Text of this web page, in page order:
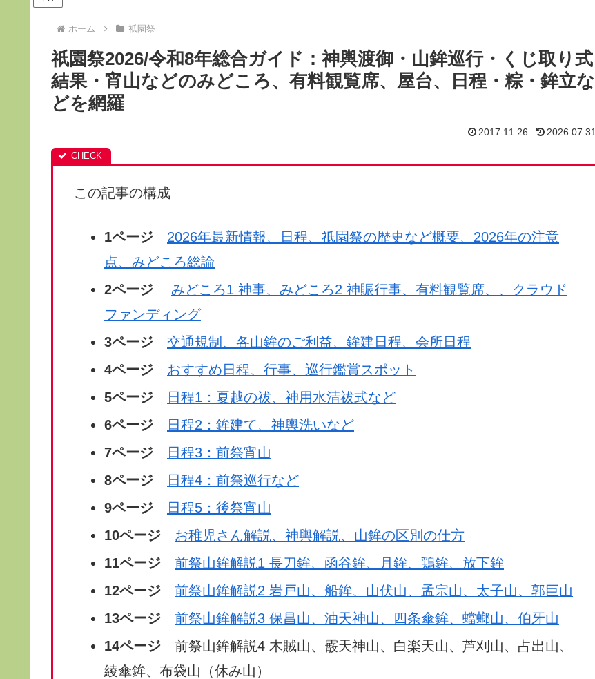
ホーム 祇園祭
祇園祭2026/令和8年総合ガイド：神輿渡御・山鉾巡行・くじ取り式
結果・宵山などのみどころ、有料観覧席、屋台、日程・粽・鉾立な
どを網羅
2017.11.26 2026.07.31
この記事の構成
1ページ
2026年最新情報、日程、祇園祭の歴史など概要、2026年の注意
点、みどころ総論
2ページ みどころ1 神事、みどころ2 神賑行事、有料観覧席、、クラウド
ファンディング
3ページ 交通規制、各山鉾のご利益、鉾建日程、会所日程
4ページ おすすめ日程、行事、巡行鑑賞スポット
5ページ
日程1：夏越の祓、神用水清祓式など
6ページ
日程2：鉾建て、神輿洗いなど
7ページ
日程3：前祭宵山
8ページ
日程4：前祭巡行など
9ページ
日程5：後祭宵山
10ページ
お稚児さん解説、神輿解説、山鉾の区別の仕方
11ページ
前祭山鉾解説1 長刀鉾、函谷鉾、月鉾、鶏鉾、放下鉾
12ページ
前祭山鉾解説2 岩戸山、船鉾、山伏山、孟宗山、太子山、郭巨山
13ページ
前祭山鉾解説3 保昌山、油天神山、四条傘鉾、蟷螂山、伯牙山
14ページ 前祭山鉾解説4 木賊山、霰天神山、白楽天山、芦刈山、占出山、
綾傘鉾、布袋山（休み山）